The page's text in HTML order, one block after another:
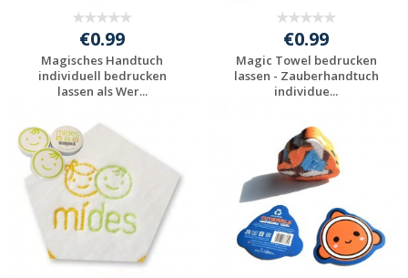
€0.99
Magisches Handtuch
individuell bedrucken
lassen als Wer...
Werbeartikel
anfragen
€0.99
Magic Towel bedrucken
lassen - Zauberhandtuch
individue...
Werbeartikel
anfragen